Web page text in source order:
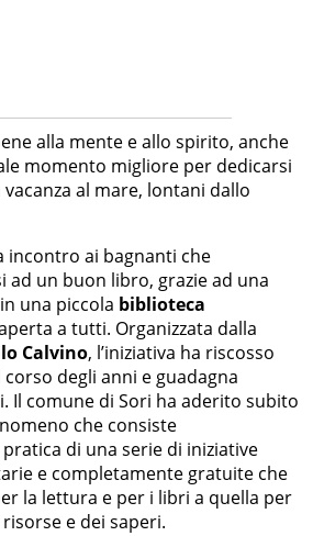
alla mente e allo spirito, anche
momento migliore per dedicarsi
al mare, lontani dallo
incontro ai bagnanti che
ad un buon libro, grazie ad una
una piccola biblioteca
a tutti. Organizzata dalla
Calvino, l’iniziativa ha riscosso
degli anni e guadagna
Il comune di Sori ha aderito subito
che consiste
di una serie di iniziative
e completamente gratuite che
la lettura e per i libri a quella per
e dei saperi.